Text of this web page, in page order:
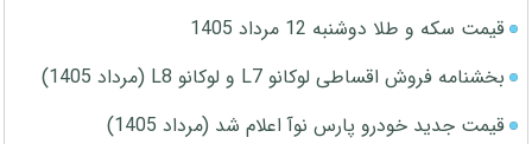
قیمت سکه و طلا دوشنبه 12 مرداد 1405
بخشنامه فروش اقساطی لوکانو L7 و لوکانو L8 (مرداد 1405)
قیمت جدید خودرو پارس نوآ اعلام شد (مرداد 1405)